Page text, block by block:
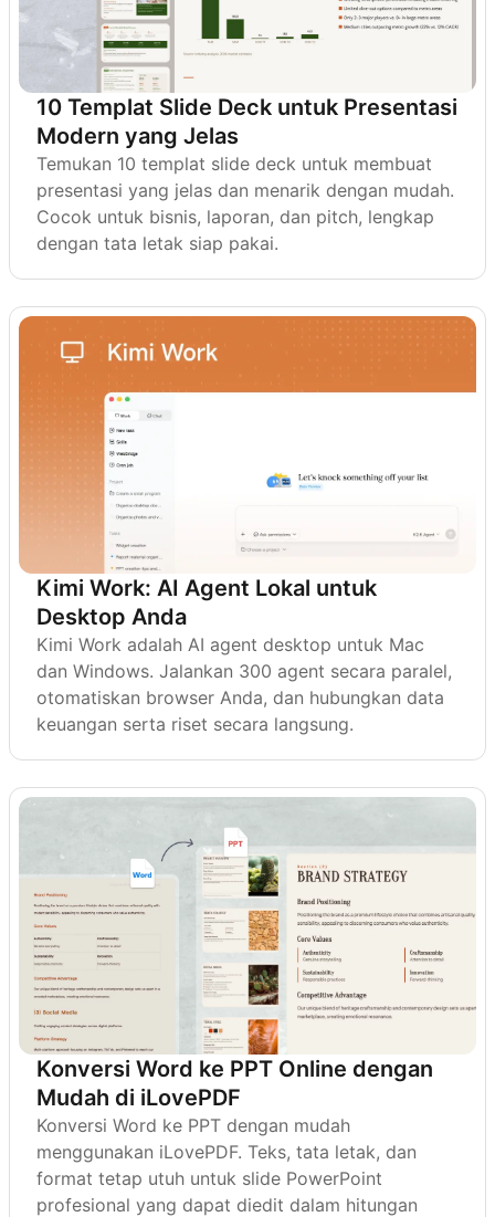
10 Templat Slide Deck untuk Presentasi
Modern yang Jelas
Temukan 10 templat slide deck untuk membuat
presentasi yang jelas dan menarik dengan mudah.
Cocok untuk bisnis, laporan, dan pitch, lengkap
dengan tata letak siap pakai.
Kimi Work: AI Agent Lokal untuk
Desktop Anda
Kimi Work adalah AI agent desktop untuk Mac
dan Windows. Jalankan 300 agent secara paralel,
otomatiskan browser Anda, dan hubungkan data
keuangan serta riset secara langsung.
Konversi Word ke PPT Online dengan
Mudah di iLovePDF
Konversi Word ke PPT dengan mudah
menggunakan iLovePDF. Teks, tata letak, dan
format tetap utuh untuk slide PowerPoint
profesional yang dapat diedit dalam hitungan